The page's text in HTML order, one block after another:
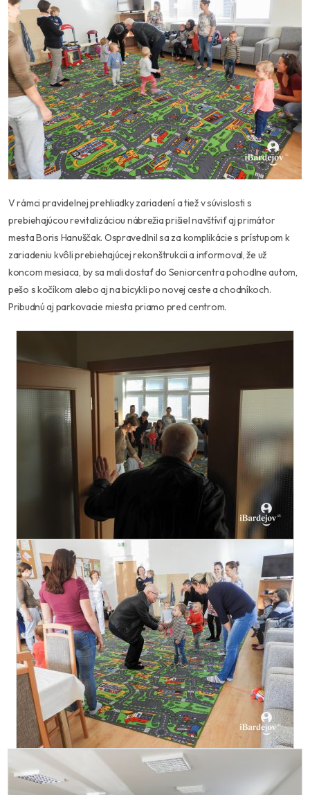
V rámci pravidelnej prehliadky zariadení a tiež v súvislosti s
prebiehajúcou revitalizáciou nábrežia prišiel navštíviť aj primátor
mesta Boris Hanuščak. Ospravedlnil sa za komplikácie s prístupom k
zariadeniu kvôli prebiehajúcej rekonštrukcii a informoval, že už
koncom mesiaca, by sa mali dostať do Seniorcentra pohodlne autom,
pešo s kočíkom alebo aj na bicykli po novej ceste a chodníkoch.
Pribudnú aj parkovacie miesta priamo pred centrom.